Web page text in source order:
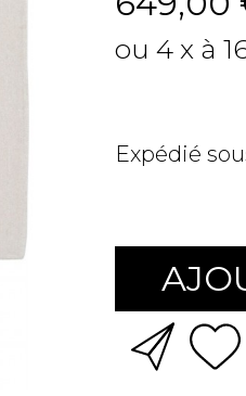
ou 4 x à
Expédié